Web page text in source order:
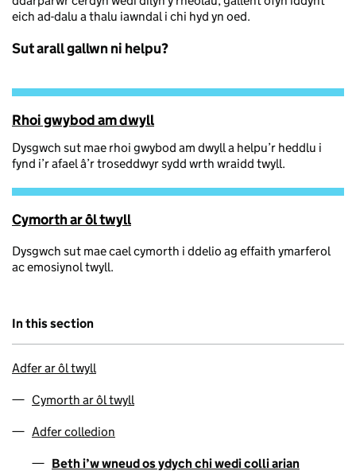
eich ad-dalu a thalu iawndal i chi hyd yn oed.
Sut arall gallwn ni helpu?
Rhoi gwybod am dwyll
Dysgwch sut mae rhoi gwybod am dwyll a helpu’r heddlu i
fynd i’r afael â’r troseddwyr sydd wrth wraidd twyll.
Cymorth ar ôl twyll
Dysgwch sut mae cael cymorth i ddelio ag effaith ymarferol
ac emosiynol twyll.
In this section
Adfer ar ôl twyll
Cymorth ar ôl twyll
Adfer colledion
Beth i’w wneud os ydych chi wedi colli arian